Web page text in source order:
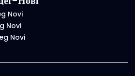
Novi
Novi
Novi